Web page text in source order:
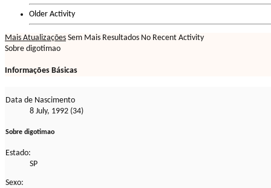
Older Activity
Mais Atualizações Sem Mais Resultados No Recent Activity
Sobre digotimao
Informações Básicas
Data de Nascimento
8 July, 1992 (34)
Sobre digotimao
Estado:
SP
Sexo: